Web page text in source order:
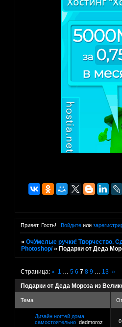
Привет, Гость! Войдитеили
»ОчУмелые ручки! Творчество.
Photoshop/ » Подарки от Деда
Подарки от Деда Мороза из
Страница:« 1 5 6 7 8 9 13 »
Тема
Дизайн ногтей дома
самостоятельно dedmoroz 0